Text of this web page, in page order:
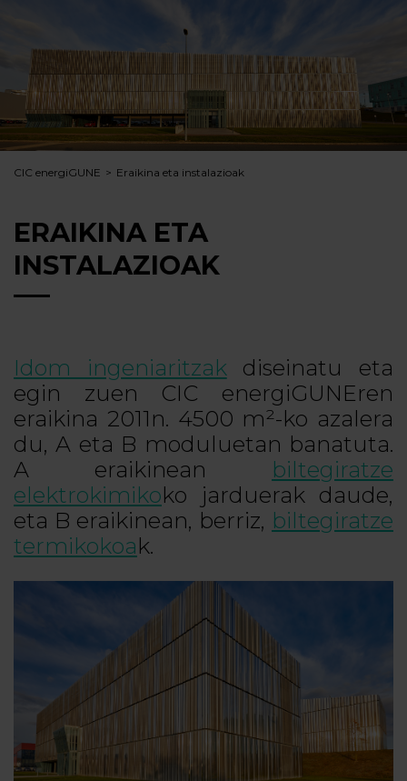
CIC energiGUNE Eraikina eta instalazioak
ERAIKINA ETA
INSTALAZIOAK
Idom ingeniaritzakdiseinatu eta
egin zuen CIC energiGUNEren
eraikina 2011n. 4500 m²-ko azalera
du, A eta B moduluetan banatuta.
A eraikinean biltegiratze
elektrokimikoko jarduerak daude,
eta B eraikinean, berriz, biltegiratze
termikokoak.